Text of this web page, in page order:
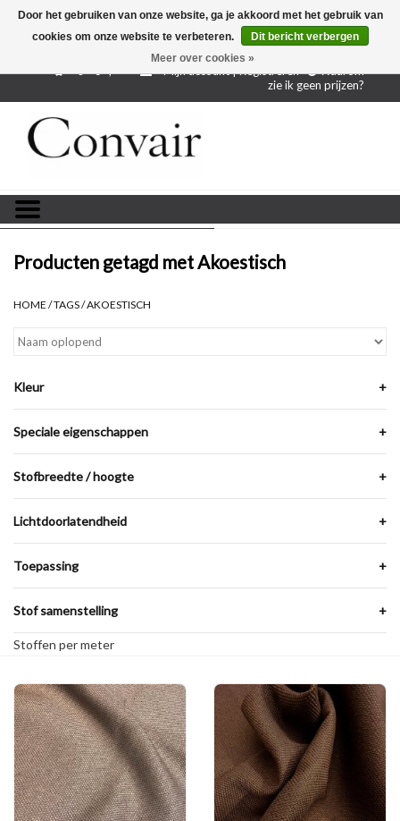
Gratis verzending bij aankoop vanaf € 250,-
Gratis
0 - €--,--
Mijn account | Registreren
Waarom
zie ik geen prijzen?
Stoffen per meter
Blog
Producten getagd met Akoestisch
HOME /TAGS/AKOESTISCH
Kleur +
Speciale eigenschappen +
Stofbreedte / hoogte +
Lichtdoorlatendheid +
Toepassing +
Stof samenstelling +
Stoffen per meter
Door het gebruiken van onze website, ga je akkoord met het gebruik van
cookies om onze website te verbeteren.
Dit bericht verbergen
Meer over cookies »